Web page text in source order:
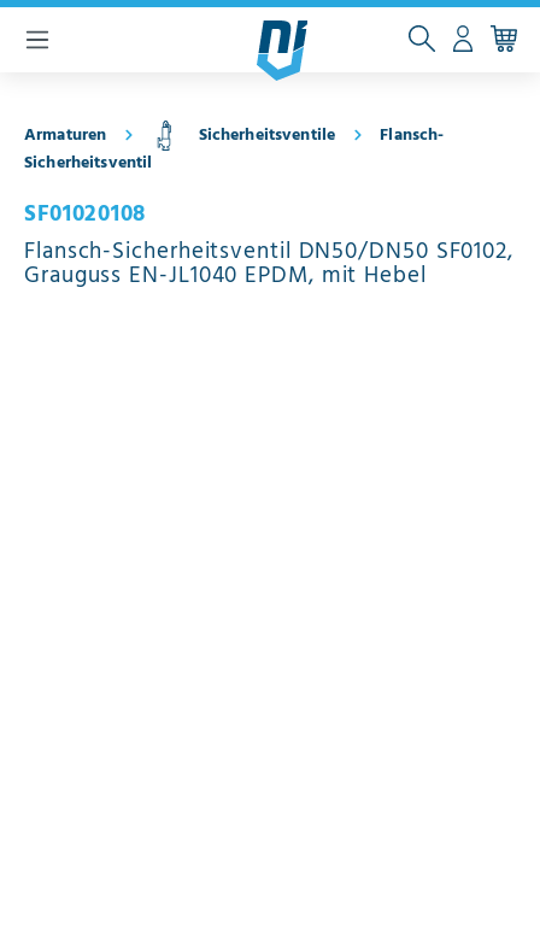
springen
Armaturen Sicherheitsventile
Flansch-
Sicherheitsventil
SF01020108
Flansch-Sicherheitsventil DN50/DN50 SF0102,
Grauguss EN-JL1040 EPDM, mit Hebel